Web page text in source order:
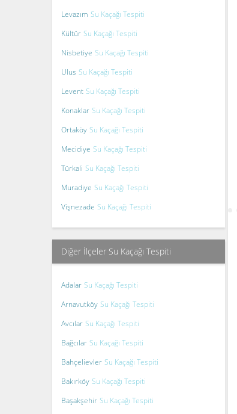
Levazım Su Kaçağı Tespiti
Kültür Su Kaçağı Tespiti
Nisbetiye Su Kaçağı Tespiti
Ulus Su Kaçağı Tespiti
Levent Su Kaçağı Tespiti
Konaklar Su Kaçağı Tespiti
Ortaköy Su Kaçağı Tespiti
Mecidiye Su Kaçağı Tespiti
Türkali Su Kaçağı Tespiti
Muradiye Su Kaçağı Tespiti
Vişnezade Su Kaçağı Tespiti
Diğer İlçeler Su Kaçağı Tespiti
Adalar Su Kaçağı Tespiti
Arnavutköy Su Kaçağı Tespiti
Avcılar Su Kaçağı Tespiti
Bağcılar Su Kaçağı Tespiti
Bahçelievler Su Kaçağı Tespiti
Bakırköy Su Kaçağı Tespiti
Başakşehir Su Kaçağı Tespiti